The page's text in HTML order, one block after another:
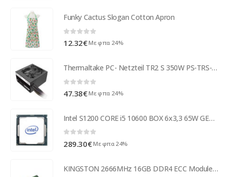
Funky Cactus Slogan Cotton Apron
0 out of 5
12.32€ Με φπα 24%
Thermaltake PC- Netzteil TR2 S 350W PS-TRS-0350NPCWEU-2
47.38€ Με φπα 24%
Intel S1200 CORE i5 10600 BOX 6x3,3 65W GEN10 BX8070110600
289.30€ Με φπα 24%
KINGSTON 2666MHz 16GB DDR4 ECC Module KTH-PL426E/16G